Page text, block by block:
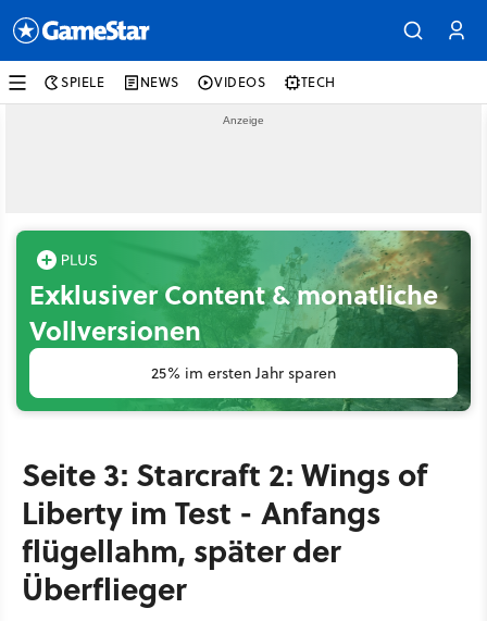
SPIELE NEWS VIDEOS TECH
Exklusiver Content & monatliche
Vollversionen
25% im ersten Jahr sparen
Seite 3: Starcraft 2: Wings of
Liberty im Test - Anfangs
flügellahm, später der
Überflieger